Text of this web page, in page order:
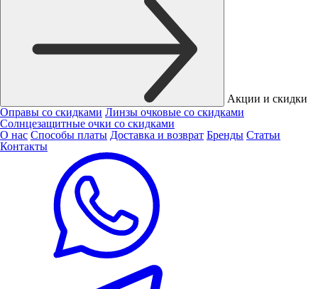
Акции и скидки
Оправы со скидками Линзы очковые со скидками
Солнцезащитные очки со скидками
О нас Способы платы Доставка и возврат Бренды Статьи
Контакты